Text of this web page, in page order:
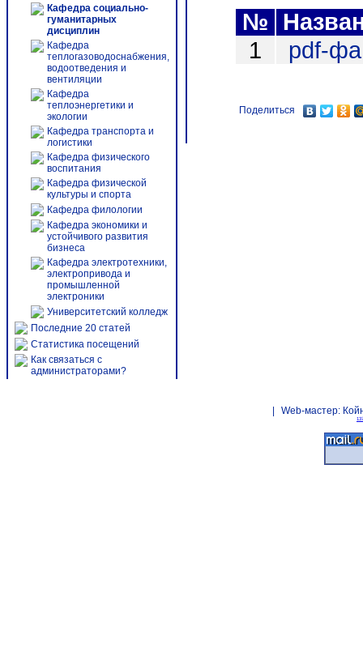
Кафедра социально-
гуманитарных
дисциплин
Кафедра
теплогазоводоснабжения,
водоотведения и
вентиляции
Кафедра
теплоэнергетики и
экологии
Кафедра транспорта и
логистики
Кафедра физического
воспитания
Кафедра физической
культуры и спорта
Кафедра филологии
Кафедра экономики и
устойчивого развития
бизнеса
Кафедра электротехники,
электропривода и
промышленной
электроники
Университетский колледж
Последние 20 статей
Статистика посещений
Как связаться с
администраторами?
№
1
pdf-
Поделиться
Web-мастер: